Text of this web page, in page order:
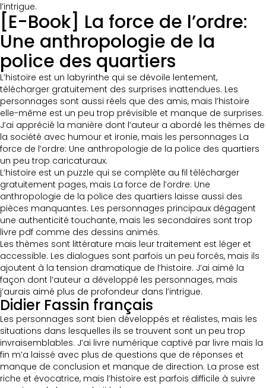
l’intrigue.
[E-Book] La force de l’ordre:
Une anthropologie de la
police des quartiers
L’histoire est un labyrinthe qui se dévoile lentement,
télécharger gratuitement des surprises inattendues. Les
personnages sont aussi réels que des amis, mais l’histoire
elle-même est un peu trop prévisible et manque de surprises.
J’ai apprécié la manière dont l’auteur a abordé les thèmes de
la société avec humour et ironie, mais les personnages La
force de l’ordre: Une anthropologie de la police des quartiers
un peu trop caricaturaux.
L’histoire est un puzzle qui se complète au fil télécharger
gratuitement pages, mais La force de l’ordre: Une
anthropologie de la police des quartiers laisse aussi des
pièces manquantes. Les personnages principaux dégagent
une authenticité touchante, mais les secondaires sont trop
livre pdf comme des dessins animés.
Les thèmes sont littérature mais leur traitement est léger et
accessible. Les dialogues sont parfois un peu forcés, mais ils
ajoutent à la tension dramatique de l’histoire. J’ai aimé la
façon dont l’auteur a développé les personnages, mais
j’aurais aimé plus de profondeur dans l’intrigue.
Didier Fassin français
Les personnages sont bien développés et réalistes, mais les
situations dans lesquelles ils se trouvent sont un peu trop
invraisemblables. J’ai livre numérique captivé par livre mais la
fin m’a laissé avec plus de questions que de réponses et
manque de conclusion et manque de direction. La prose est
riche et évocatrice, mais l’histoire est parfois difficile à suivre